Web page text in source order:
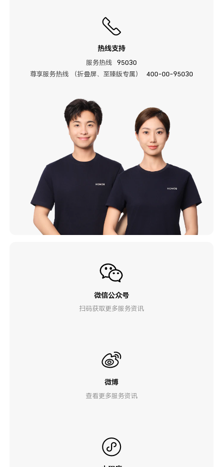
热线支持
服务热线
95030
尊享服务热线 （折叠屏、至臻版专属）
400-00-95030
微信公众号
扫码获取更多服务资讯
微博
查看更多服务资讯